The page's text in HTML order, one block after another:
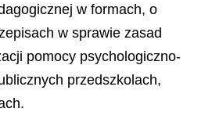
w formach, o
w sprawie zasad
pomocy psychologiczno-
przedszkolach,